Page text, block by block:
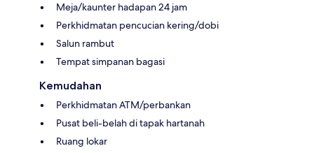
Meja/kaunter hadapan 24 jam
Perkhidmatan pencucian kering/dobi
Salun rambut
Tempat simpanan bagasi
Kemudahan
Perkhidmatan ATM/perbankan
Pusat beli-belah di tapak hartanah
Ruang lokar